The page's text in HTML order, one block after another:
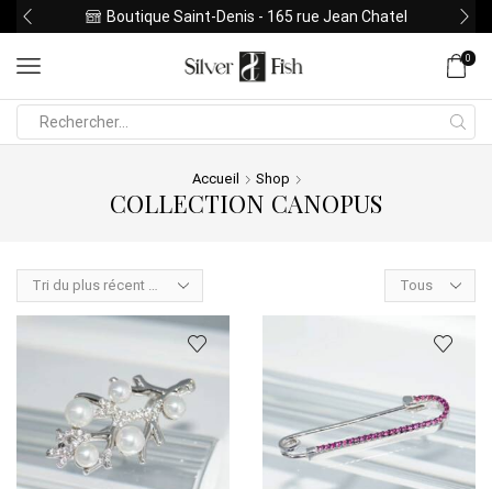
Boutique Saint-Denis - 165 rue Jean Chatel
0
Accueil Shop
COLLECTION CANOPUS
Products
per